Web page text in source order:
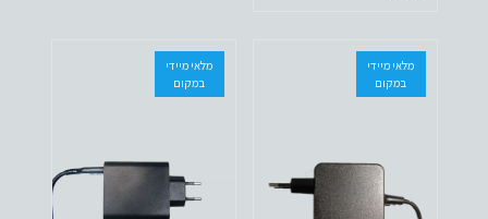
מלאי מיידי
במקום
מלאי מיידי
במקום